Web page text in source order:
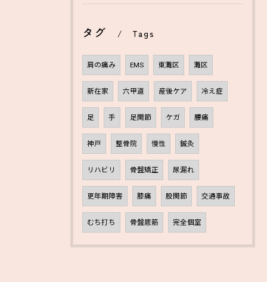
タグ Tags
肩の痛み EMS 東灘区 灘区
新在家 六甲道 産後ケア 冷え症
足 手 足関節 ケガ 腰痛
神戸 整骨院 慢性 鍼灸
リハビリ 骨盤矯正 尿漏れ
更年期障害 膝痛 股関節 交通事故
むち打ち 骨盤底筋 完全個室